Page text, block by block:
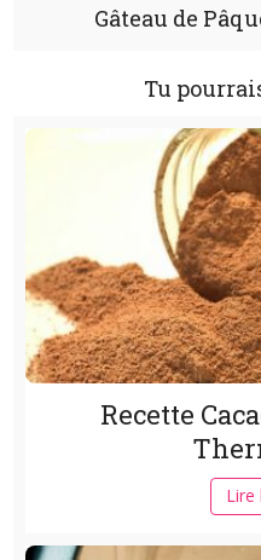
Gâteau de
Tu
Recette
Lire